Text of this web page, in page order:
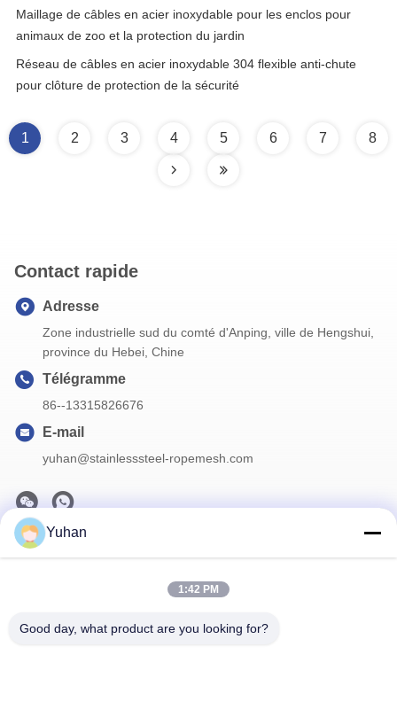
Maillage de câbles en acier inoxydable pour les enclos pour
animaux de zoo et la protection du jardin
Réseau de câbles en acier inoxydable 304 flexible anti-chute
pour clôture de protection de la sécurité
1 2 3 4 5 6 7 8
Contact rapide
Adresse
Zone industrielle sud du comté d'Anping, ville de Hengshui,
province du Hebei, Chine
Télégramme
86--13315826676
E-mail
yuhan@stainlesssteel-ropemesh.com
Notre newsletter
Abonnez-vous à notre newsletter pour des réductions et plus
Yuhan
1:42 PM
Good day, what product are you looking for?